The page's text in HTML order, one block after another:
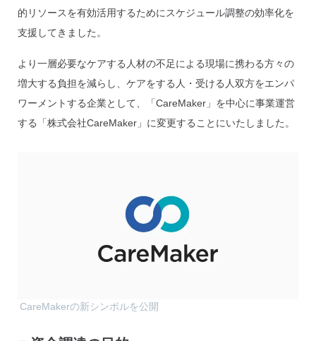
的リソースを有効活用するためにスケジュール調整の効率化を
支援してきました。
より一層必要なケアする人材の不足による現場に携わる方々の
増大する負担を減らし、ケアをする人・受ける人双方をエンパ
ワーメントする企業として、「CareMaker」を中心に事業運営
する「株式会社CareMaker」に変更することにいたしました。
CareMakerの新シンボルを公開